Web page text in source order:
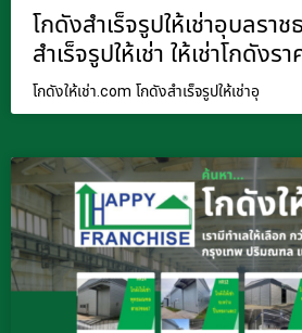
โกดังสำเร็จรูปให้เช่าอุบลราช
สำเร็จรูปให้เช่า ให้เช่าโกดังร
โกดังให้เช่า.com โกดังสำเร็จรูปให้เช่าอุ